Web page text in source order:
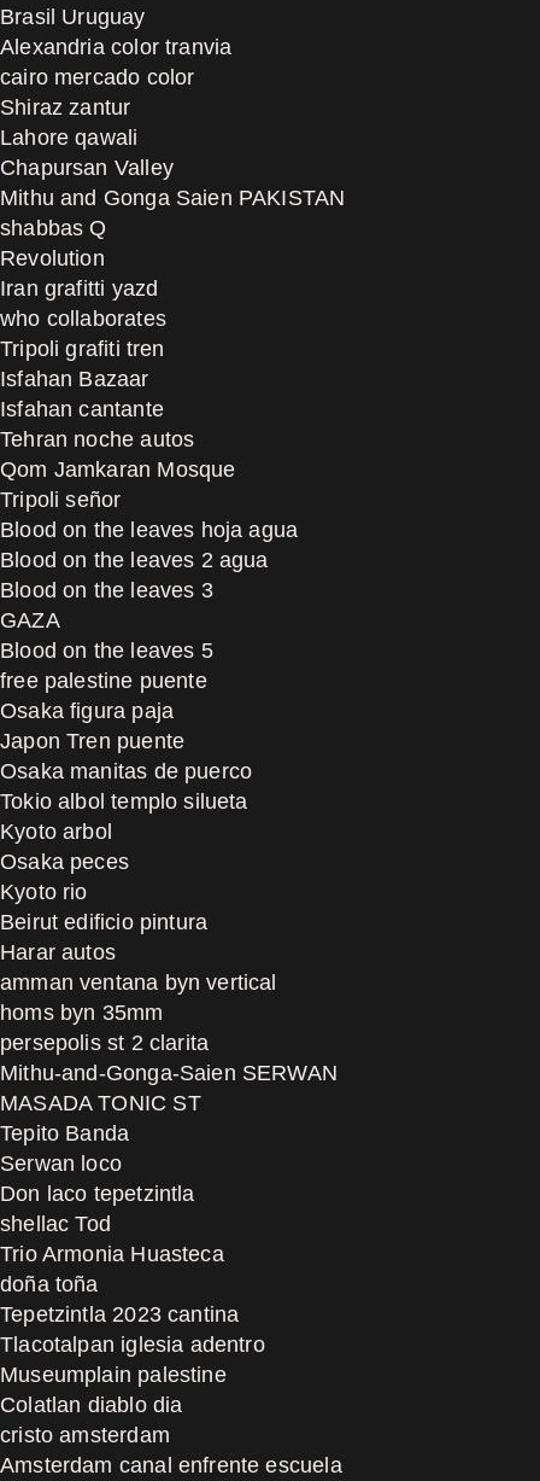
Brasil Uruguay
Alexandria color tranvia
cairo mercado color
Shiraz zantur
Lahore qawali
Chapursan Valley
Mithu and Gonga Saien PAKISTAN
shabbas Q
Revolution
Iran grafitti yazd
who collaborates
Tripoli grafiti tren
Isfahan Bazaar
Isfahan cantante
Tehran noche autos
Qom Jamkaran Mosque
Tripoli señor
Blood on the leaves hoja agua
Blood on the leaves 2 agua
Blood on the leaves 3
GAZA
Blood on the leaves 5
free palestine puente
Osaka figura paja
Japon Tren puente
Osaka manitas de puerco
Tokio albol templo silueta
Kyoto arbol
Osaka peces
Kyoto rio
Beirut edificio pintura
Harar autos
amman ventana byn vertical
homs byn 35mm
persepolis st 2 clarita
Mithu-and-Gonga-Saien SERWAN
MASADA TONIC ST
Tepito Banda
Serwan loco
Don laco tepetzintla
shellac Tod
Trio Armonia Huasteca
doña toña
Tepetzintla 2023 cantina
Tlacotalpan iglesia adentro
Museumplain palestine
Colatlan diablo dia
cristo amsterdam
Amsterdam canal enfrente escuela